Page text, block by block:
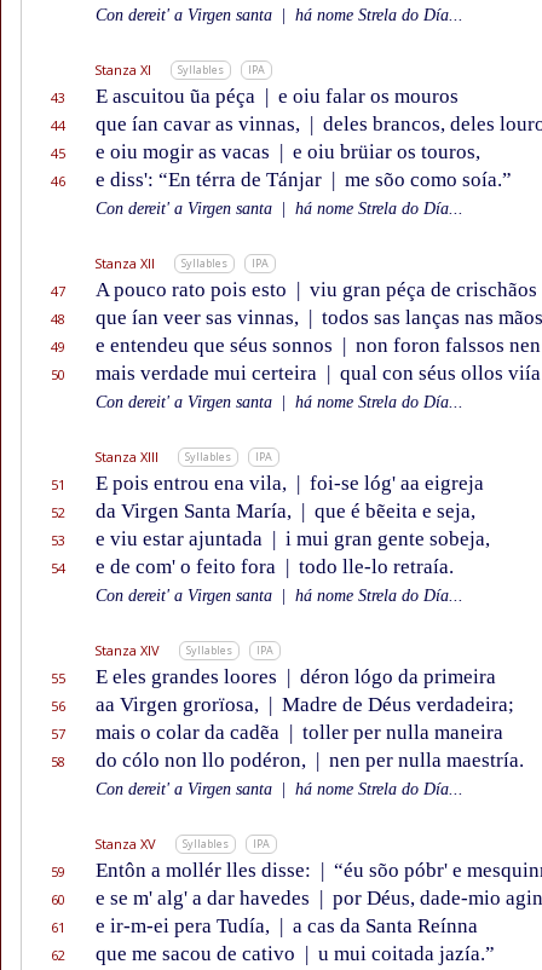
Con dereit' a Virgen santa há nome Strela do Día...
Stanza XI Syllables IPA
43 E ascuitou ũa péça | e oiu falar os mouros
44 que ían cavar as vinnas, | deles brancos, deles
45 e oiu mogir as vacas | e oiu brüiar os touros,
46 e diss': “En térra de Tánjar | me sõo como soía.”
Con dereit' a Virgen santa há nome Strela do Día...
Stanza XII Syllables IPA
47 A pouco rato pois esto | viu gran péça de crischãos
48 que ían veer sas vinnas, | todos sas lanças nas
49 e entendeu que séus sonnos | non foron falssos
50 mais verdade mui certeira | qual con séus ollos
Con dereit' a Virgen santa há nome Strela do Día...
Stanza XIII Syllables IPA
51 E pois entrou ena vila, | foi-se lóg' aa eigreja
52 da Virgen Santa María, | que é bẽeita e seja,
53 e viu estar ajuntada | i mui gran gente sobeja,
54 e de com' o feito fora | todo lle-lo retraía.
Con dereit' a Virgen santa há nome Strela do Día...
Stanza XIV Syllables IPA
55 E eles grandes loores | déron lógo da primeira
56 aa Virgen grorïosa, | Madre de Déus verdadeira;
57 mais o colar da cadẽa | toller per nulla maneira
58 do cólo non llo podéron, | nen per nulla maestría.
Con dereit' a Virgen santa há nome Strela do Día...
Stanza XV Syllables IPA
59 Entôn a mollér lles disse: | “éu sõo póbr' e
60 e se m' alg' a dar havedes | por Déus, dade-mio
61 e ir-m-ei pera Tudía, | a cas da Santa Reínna
62 que me sacou de cativo | u mui coitada jazía.”